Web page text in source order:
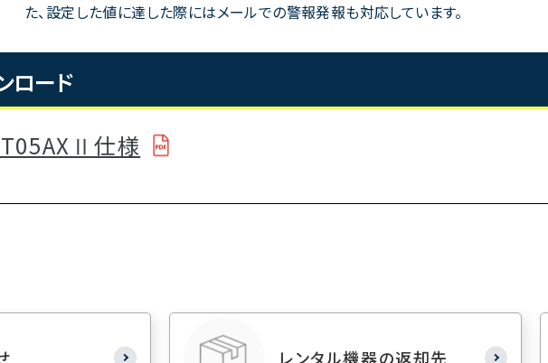
た、設定した値に達した際にはメールでの警報発報も対応しています。
ロード
仕様
レンタル機器の返却先